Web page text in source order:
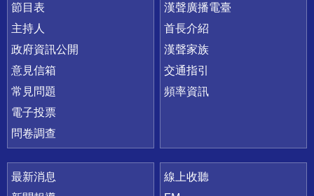
節目表
主持人
政府資訊公開
意見信箱
常見問題
電子投票
問卷調查
漢聲廣播電臺
首長介紹
漢聲家族
交通指引
頻率資訊
最新消息
線上收聽